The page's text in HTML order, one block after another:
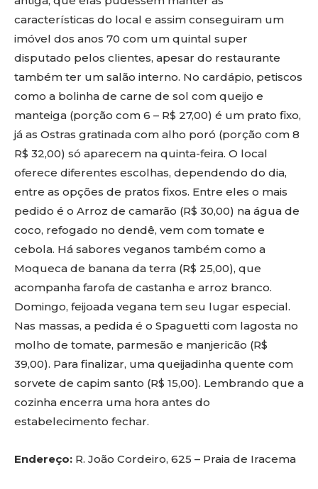
características do local e assim conseguiram um
imóvel dos anos 70 com um quintal super
disputado pelos clientes, apesar do restaurante
também ter um salão interno. No cardápio, petiscos
como a bolinha de carne de sol com queijo e
manteiga (porção com 6 – R$ 27,00) é um prato fixo,
já as Ostras gratinada com alho poró (porção com 8
R$ 32,00) só aparecem na quinta-feira. O local
oferece diferentes escolhas, dependendo do dia,
entre as opções de pratos fixos. Entre eles o mais
pedido é o Arroz de camarão (R$ 30,00) na água de
coco, refogado no dendê, vem com tomate e
cebola. Há sabores veganos também como a
Moqueca de banana da terra (R$ 25,00), que
acompanha farofa de castanha e arroz branco.
Domingo, feijoada vegana tem seu lugar especial.
Nas massas, a pedida é o Spaguetti com lagosta no
molho de tomate, parmesão e manjericão (R$
39,00). Para finalizar, uma queijadinha quente com
sorvete de capim santo (R$ 15,00). Lembrando que a
cozinha encerra uma hora antes do
estabelecimento fechar.
Endereço: R. João Cordeiro, 625 – Praia de Iracema